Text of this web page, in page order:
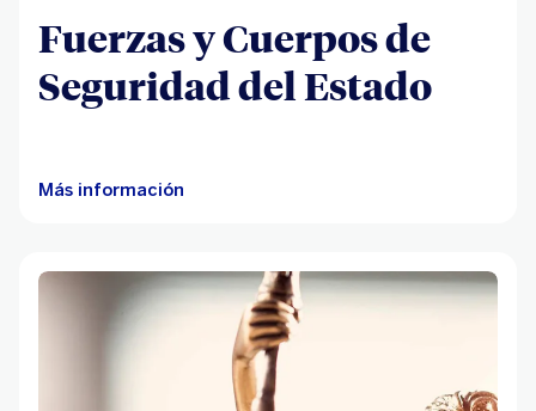
Fuerzas y Cuerpos de
Seguridad del Estado
Más información